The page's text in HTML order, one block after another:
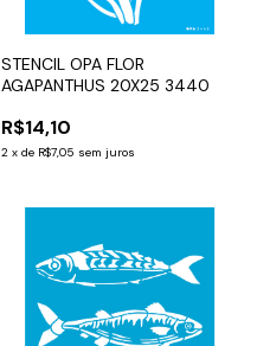
STENCIL OPA FLOR
AGAPANTHUS 20X25 3440
R$14,10
2 x de R$7,05 sem juros